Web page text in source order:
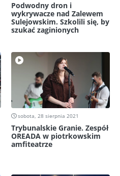
Podwodny dron i
wykrywacze nad Zalewem
Sulejowskim. Szkolili się, by
szukać zaginionych
sobota, 28 sierpnia 2021
Trybunalskie Granie. Zespół
OREADA w piotrkowskim
amfiteatrze